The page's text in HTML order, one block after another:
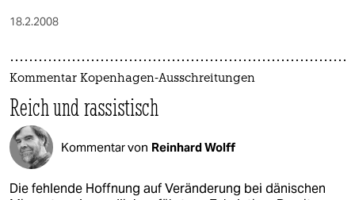
18.2.2008
Kommentar Kopenhagen-Ausschreitungen
Reich und rassistisch
Kommentar von Reinhard Wolff
Die fehlende Hoffnung auf Veränderung bei dänischen